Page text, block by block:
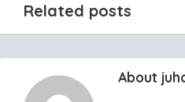
Related posts
About